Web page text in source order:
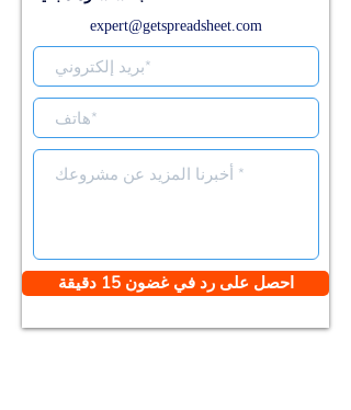
expert@getspreadsheet.com
احصل على رد في غضون 15 دقيقة